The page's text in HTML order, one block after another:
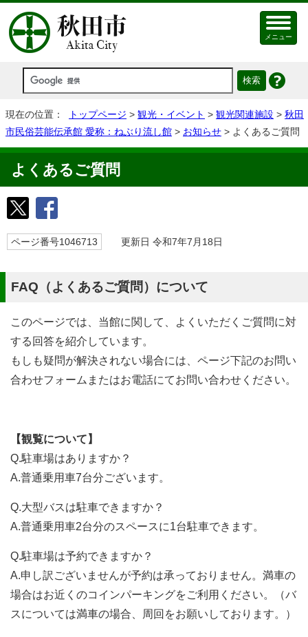
メニュー
現在の位置： トップページ > 観光・イベント > 観光関連施設 > 秋田
市民俗芸能伝承館 愛称：ねぶり流し館 > お知らせ > よくあるご質問
よくあるご質問
ページ番号1046713 更新日 令和7年7月18日
FAQ（よくあるご質問）について
このページでは、当館に関して、よくいただくご質問に対
する回答を紹介しています。
もしも疑問が解決されない場合には、ページ下記のお問い
合わせフォームまたはお電話にてお問い合わせください。
【観覧について】
Q.駐車場はありますか？
A.普通乗用車7台分ございます。
Q.大型バスは駐車できますか？
A.普通乗用車2台分のスペースに1台駐車できます。
Q.駐車場は予約できますか？
A.申し訳ございませんが予約は承っておりません。満車の
場合はお近くのコインパーキングをご利用ください。（バ
スについては満車の場合、周回をお願いしております。）